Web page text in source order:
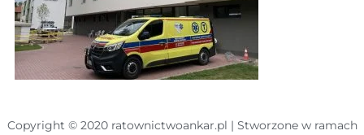
Copyright © 2020 ratownictwoankar.pl | Stworzone w ramach